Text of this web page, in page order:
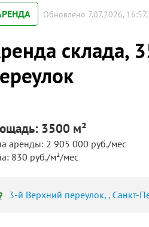
Обновлено 7.07.2026,
склада,
3500 м²
аренды: 2 905 000 руб./мес
830 руб./м²/мес
3-й Верхний переулок, , Санкт-